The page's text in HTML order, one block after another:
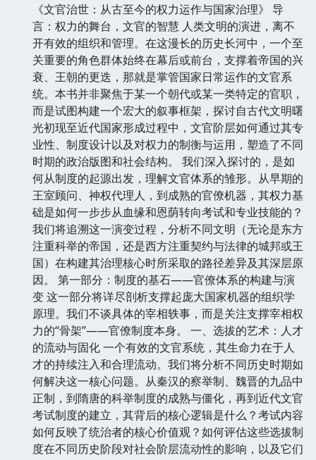
《文官治世：从古至今的权力运作与国家治理》 导
言：权力的舞台，文官的智慧 人类文明的演进，离不
开有效的组织和管理。在这漫长的历史长河中，一个至
关重要的角色群体始终在幕后或前台，支撑着帝国的兴
衰、王朝的更迭，那就是掌管国家日常运作的文官系
统。本书并非聚焦于某一个朝代或某一类特定的官职，
而是试图构建一个宏大的叙事框架，探讨自古代文明曙
光初现至近代国家形成过程中，文官阶层如何通过其专
业性、制度设计以及对权力的制衡与运用，塑造了不同
时期的政治版图和社会结构。 我们深入探讨的，是如
何从制度的起源出发，理解文官体系的雏形。从早期的
王室顾问、神权代理人，到成熟的官僚机器，其权力基
础是如何一步步从血缘和恩荫转向考试和专业技能的？
我们将追溯这一演变过程，分析不同文明（无论是东方
注重科举的帝国，还是西方注重契约与法律的城邦或王
国）在构建其治理核心时所采取的路径差异及其深层原
因。 第一部分：制度的基石——官僚体系的构建与演
变 这一部分将详尽剖析支撑起庞大国家机器的组织学
原理。我们不谈具体的宰相轶事，而是关注支撑宰相权
力的“骨架”——官僚制度本身。 一、选拔的艺术：人才
的流动与固化 一个有效的文官系统，其生命力在于人
才的持续注入和合理流动。我们将分析不同历史时期如
何解决这一核心问题。从秦汉的察举制、魏晋的九品中
正制，到隋唐的科举制度的成熟与僵化，再到近代文官
考试制度的建立，其背后的核心逻辑是什么？考试内容
如何反映了统治者的核心价值观？如何评估这些选拔制
度在不同历史阶段对社会阶层流动性的影响，以及它们